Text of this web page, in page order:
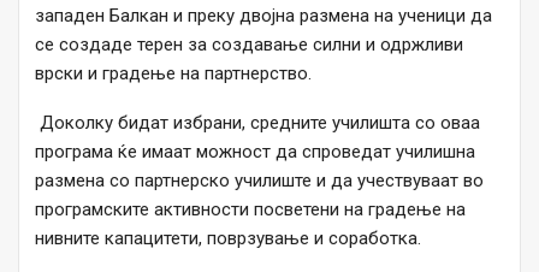
западен Балкан и преку двојна размена на ученици да
се создаде терен за создавање силни и одржливи
врски и градење на партнерство.
Доколку бидат избрани, средните училишта со оваа
програма ќе имаат можност да спроведат училишна
размена со партнерско училиште и да учествуваат во
програмските активности посветени на градење на
нивните капацитети, поврзување и соработка.